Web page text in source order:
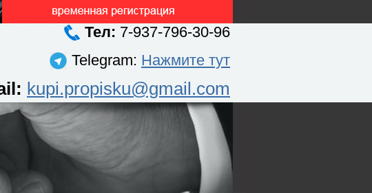
Тел: 7-937-796-30-96
Telegram: Нажмите тут
kupi.propisku@gmail.com